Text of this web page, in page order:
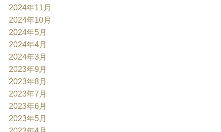
2024年11月
2024年10月
2024年5月
2024年4月
2024年3月
2023年9月
2023年8月
2023年7月
2023年6月
2023年5月